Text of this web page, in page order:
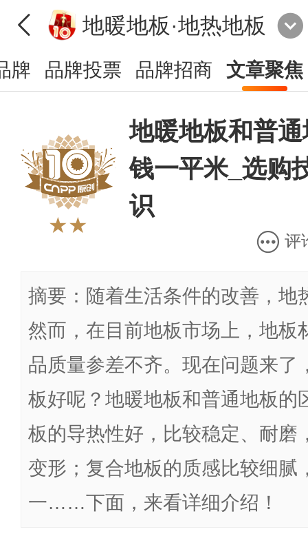
地暖地板·地热地板
牌 品牌投票 品牌招商 文章聚焦
★★
地暖地板和普
钱一平米_选购
识
评
摘要：随着生活条件的改善，地
然而，在目前地板市场上，地板
品质量参差不齐。现在问题来了
板好呢？地暖地板和普通地板的
板的导热性好，比较稳定、耐磨
变形；复合地板的质感比较细腻
一……下面，来看详细介绍！